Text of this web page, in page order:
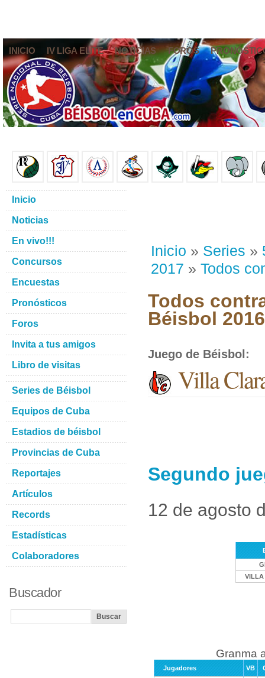
INICIO IV LIGA ELITE NOTICIAS FOROS
Inicio » Series »
2017 » Todos
Todos
Béisbol
Juego de Béisbol :
Villa
Segundo
12 de agosto
Granma
Jugadores VB
Inicio
Noticias
En vivo!!!
Concursos
Encuestas
Pronósticos
Foros
Invita a tus amigos
Libro de visitas
Series de Béisbol
Equipos de Cuba
Estadios de béisbol
Provincias de Cuba
Reportajes
Artículos
Records
Estadísticas
Colaboradores
Buscador